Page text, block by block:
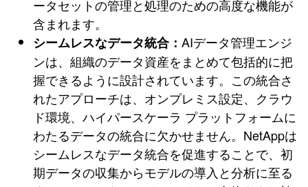
ータセットの管理と処理のための高度な機能が
含まれます。
シームレスなデータ統合： AIデータ管理エンジ
ンは、組織のデータ資産をまとめて包括的に把
握できるように設計されています。この統合さ
れたアプローチは、オンプレミス設定、クラウ
ド環境、ハイパースケーラ プラットフォームに
わたるデータの統合に欠かせません。NetAppは
シームレスなデータ統合を促進することで、初
期データの収集からモデルの導入と分析に至る